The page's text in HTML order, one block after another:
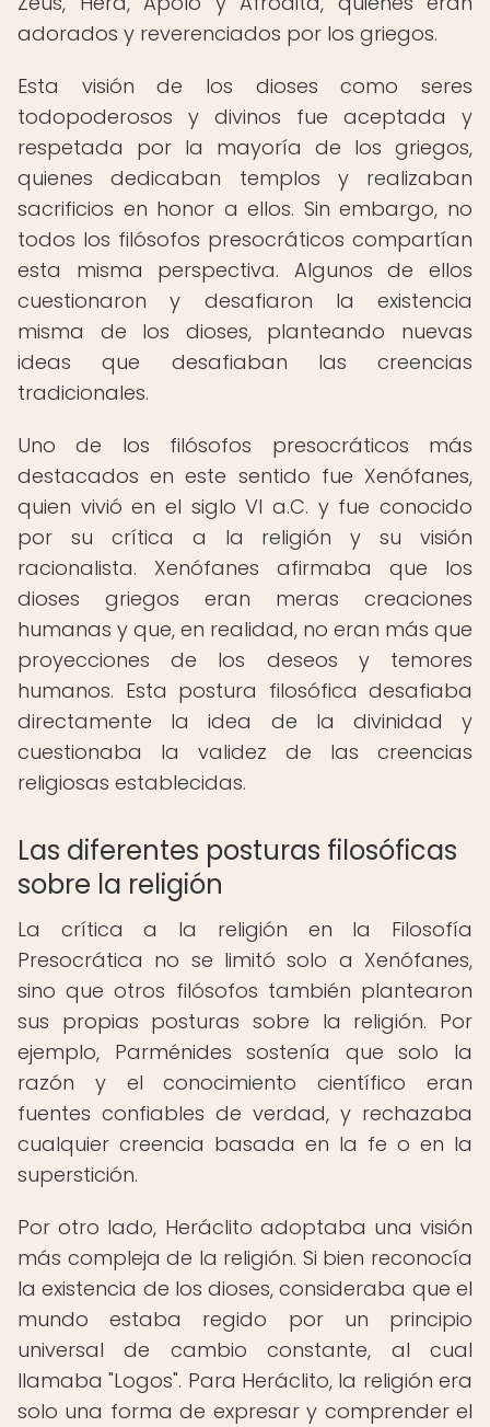
adorados y reverenciados por los griegos.
Esta visión de los dioses como seres
todopoderosos y divinos fue aceptada y
respetada por la mayoría de los griegos,
quienes dedicaban templos y realizaban
sacrificios en honor a ellos. Sin embargo, no
todos los filósofos presocráticos compartían
esta misma perspectiva. Algunos de ellos
cuestionaron y desafiaron la existencia
misma de los dioses, planteando nuevas
ideas que desafiaban las creencias
tradicionales.
Uno de los filósofos presocráticos más
destacados en este sentido fue Xenófanes,
quien vivió en el siglo VI a.C. y fue conocido
por su crítica a la religión y su visión
racionalista. Xenófanes afirmaba que los
dioses griegos eran meras creaciones
humanas y que, en realidad, no eran más que
proyecciones de los deseos y temores
humanos. Esta postura filosófica desafiaba
directamente la idea de la divinidad y
cuestionaba la validez de las creencias
religiosas establecidas.
Las diferentes posturas filosóficas
sobre la religión
La crítica a la religión en la Filosofía
Presocrática no se limitó solo a Xenófanes,
sino que otros filósofos también plantearon
sus propias posturas sobre la religión. Por
ejemplo, Parménides sostenía que solo la
razón y el conocimiento científico eran
fuentes confiables de verdad, y rechazaba
cualquier creencia basada en la fe o en la
superstición.
Por otro lado, Heráclito adoptaba una visión
más compleja de la religión. Si bien reconocía
la existencia de los dioses, consideraba que el
mundo estaba regido por un principio
universal de cambio constante, al cual
llamaba "Logos". Para Heráclito, la religión era
solo una forma de expresar y comprender el